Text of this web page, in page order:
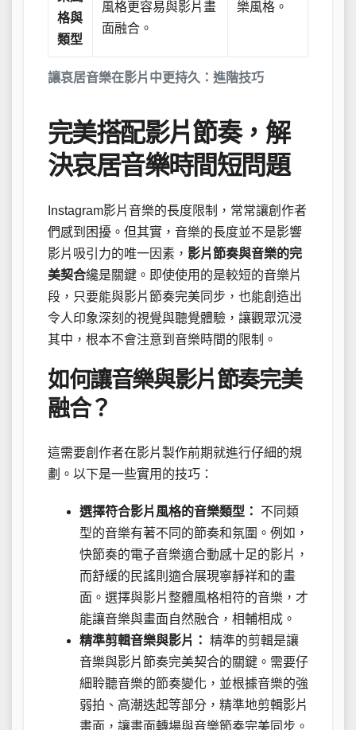
讓哀居音樂在影片中更持久：進階技巧
格與
類型
風格更容易與影片畫
面融合。
樂風格。
完美搭配影片節奏，解
決哀居音樂時間短問題
Instagram影片音樂的長度限制，常常讓創作者
們感到困擾。但其實，音樂的長度並不是影響
影片吸引力的唯一因素， 影片節奏與音樂的完
美契合纔是關鍵。即使使用的是較短的音樂片
段，只要能與影片節奏完美同步，也能創造出
令人印象深刻的視覺與聽覺體驗，讓觀眾沉浸
其中，根本不會注意到音樂時間的限制。
如何讓音樂與影片節奏完美
融合？
這需要創作者在影片製作前期就進行仔細的規
劃。以下是一些實用的技巧：
選擇符合影片風格的音樂類型：
不同類
型的音樂有著不同的節奏和氛圍。例如，
快節奏的電子音樂適合動感十足的影片，
而舒緩的民謠則適合展現寧靜祥和的畫
面。選擇與影片整體風格相符的音樂，才
能讓音樂與畫面自然融合，相輔相成。
精準剪輯音樂與影片： 精準的剪輯是讓
音樂與影片節奏完美契合的關鍵。需要仔
細聆聽音樂的節奏變化，並根據音樂的強
弱拍、高潮迭起等部分，精準地剪輯影片
畫面，讓畫面轉場與音樂節奏完美同步。